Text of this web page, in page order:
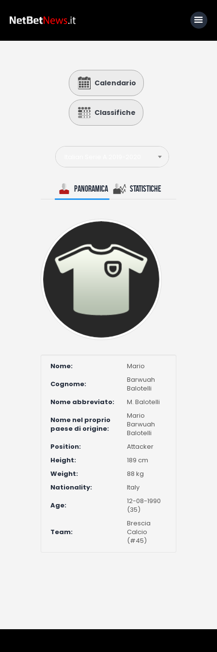
Calcio
Basket
Tennis
Lo Sapevi Che
I consigli di Giulia
Calendario
Classifiche
Panoramica Statistiche
Nome:
Mario
Cognome:
Barwuah
Balotelli
Nome abbreviato:
M. Balotelli
Nome nel proprio
paese di origine:
Mario
Barwuah
Balotelli
Position:
Attacker
Height:
189 cm
Weight:
88 kg
Nationality:
Italy
Age:
12-08-1990
(35)
Team:
Brescia
Calcio
(#45)